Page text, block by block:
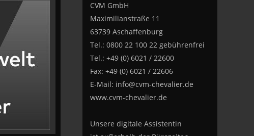
CVM GmbH
Maximilianstraße 11
63739 Aschaffenburg
Tel.: 0800 22 100 22 gebührenfrei
Tel.: +49 (0) 6021 / 22600
Fax: +49 (0) 6021 / 22606
E-Mail: info@cvm-chevalier.de
www.cvm-chevalier.de
Unsere digitale Assistentin